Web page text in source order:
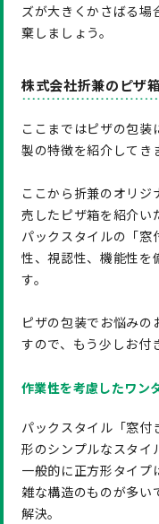
ズが大きくかさばる場
棄しましょう。
株式会社折兼のピザ
ここまではピザの包装
製の特徴を紹介してき
ここから折兼のオリ
売したピザ箱を紹介い
パックスタイルの「窓
性、視認性、機能性を
す。
ピザの包装でお悩みの
すので、もう少しお付
作業性を考慮したワン
パックスタイル「窓付
形のシンプルなスタイ
一般的に正方形タイプ
雑な構造のものが多い
解決。